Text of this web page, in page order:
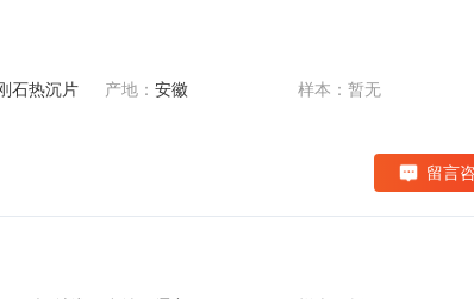
石热沉片 产地： 安徽 样本：暂无
留言